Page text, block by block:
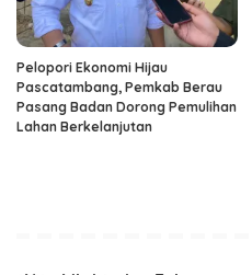
Pelopori Ekonomi Hijau
Pascatambang, Pemkab Berau
Pasang Badan Dorong Pemulihan
Lahan Berkelanjutan